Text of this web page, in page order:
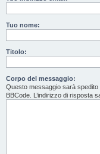
Tuo nome:
Titolo:
Corpo del messaggio:
Questo messaggio sarà
BBCode. L’indirizzo di risposta